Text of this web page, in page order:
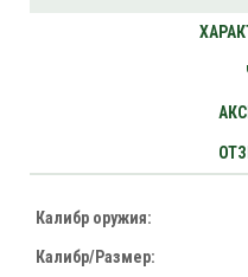
Калибр оружия:
Калибр/Размер: